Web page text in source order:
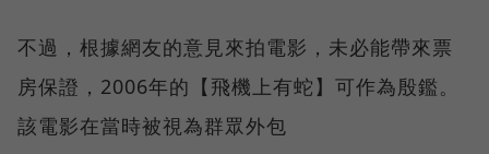
不過，根據網友的意見來拍電影，未必能帶來票
房保證，2006年的【飛機上有蛇】可作為殷鑑。
該電影在當時被視為群眾外包